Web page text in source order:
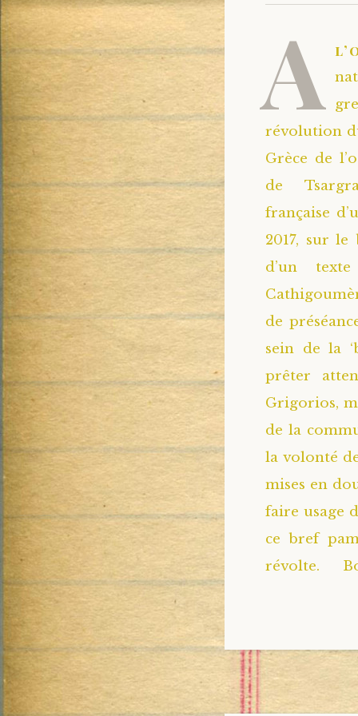
A
révolution
Grèce de
de
française
2017, sur le
d’un
de
sein de la
prêter
Grigorios,
de la
la volonté
mises en
faire usage
ce bref
révolte.